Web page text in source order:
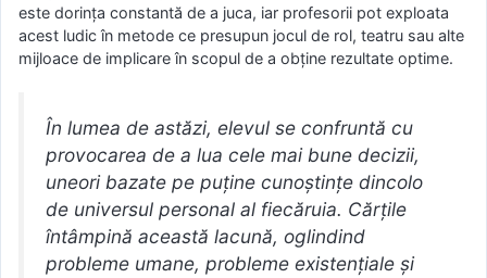
este dorința constantă de a juca, iar profesorii pot exploata
acest ludic în metode ce presupun jocul de rol, teatru sau alte
mijloace de implicare în scopul de a obține rezultate optime.
În lumea de astăzi, elevul se confruntă cu
provocarea de a lua cele mai bune decizii,
uneori bazate pe puține cunoștințe dincolo
de universul personal al fiecăruia. Cărțile
întâmpină această lacună, oglindind
probleme umane, probleme existențiale și